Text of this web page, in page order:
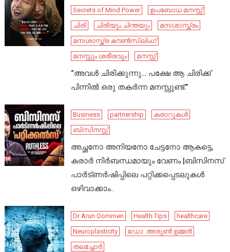
Secrets of Mind Power
ഉപബോധ മനസ്സ്
ചിരി
ചിരിയും ചിന്തയും
മനഃശാസ്ത്രം
മനഃശാസ്ത്ര കൗൺസിലിംഗ്
മനസ്സും ശരീരവും
മനസ്സ്
“അവൾ ചിരിക്കുന്നു… പക്ഷേ ആ ചിരിക്ക്
പിന്നിൽ ഒരു തകർന്ന മനസ്സുണ്ട്.”
Business partnership
കരാറുകൾ
ബിസിനസ്സ്
അച്ഛനോ അനിയനോ ചേട്ടനോ ആകട്ടെ,
കരാർ നിർബന്ധമായും വേണം |ബിസിനസ്
പാർട്ണർഷിപ്പിലെ പറ്റിക്കപ്പെടലുകൾ
ഒഴിവാക്കാം..
Dr Arun Oommen Health Tips
healthcare
Neuroplasticity
ഡോ .അരുൺ ഉമ്മൻ
തലച്ചോർ